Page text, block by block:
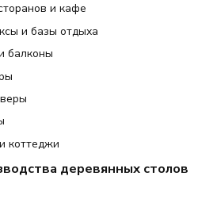
и кафе
и базы отдыха
балконы
коттеджи
деревянных столов